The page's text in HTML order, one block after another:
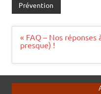
Prévention
Navigation
de
l’article
« FAQ – Nos
presque) !